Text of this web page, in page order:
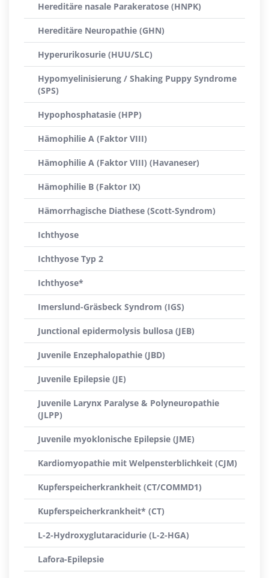
Hereditäre nasale Parakeratose (HNPK)
Hereditäre Neuropathie (GHN)
Hyperurikosurie (HUU/SLC)
Hypomyelinisierung / Shaking Puppy Syndrome
(SPS)
Hypophosphatasie (HPP)
Hämophilie A (Faktor VIII)
Hämophilie A (Faktor VIII) (Havaneser)
Hämophilie B (Faktor IX)
Hämorrhagische Diathese (Scott-Syndrom)
Ichthyose
Ichthyose Typ 2
Ichthyose*
Imerslund-Gräsbeck Syndrom (IGS)
Junctional epidermolysis bullosa (JEB)
Juvenile Enzephalopathie (JBD)
Juvenile Epilepsie (JE)
Juvenile Larynx Paralyse & Polyneuropathie
(JLPP)
Juvenile myoklonische Epilepsie (JME)
Kardiomyopathie mit Welpensterblichkeit (CJM)
Kupferspeicherkrankheit (CT/COMMD1)
Kupferspeicherkrankheit* (CT)
L-2-Hydroxyglutaracidurie (L-2-HGA)
Lafora-Epilepsie